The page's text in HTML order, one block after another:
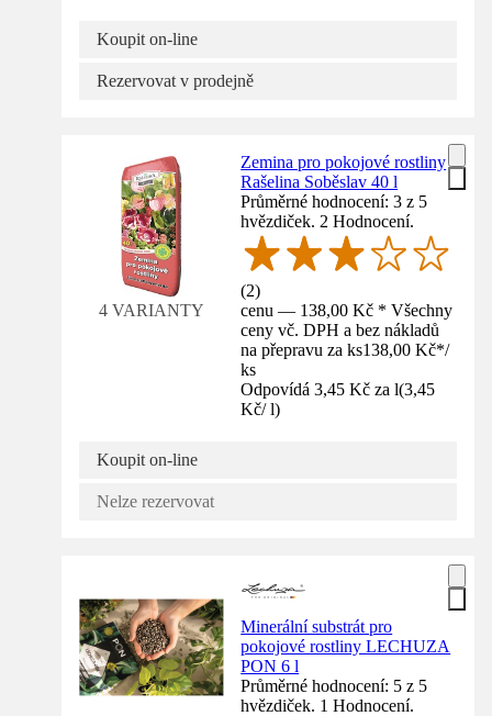
Koupit on-line
Rezervovat v prodejně
4 VARIANTY
Zemina pro pokojové rostliny
Rašelina Soběslav 40 l
Průměrné hodnocení: 3 z 5
hvězdiček. 2 Hodnocení.
(2)
cenu — 138,00 Kč * Všechny
ceny vč. DPH a bez nákladů
na přepravu za ks138,00 Kč*/
ks
Odpovídá 3,45 Kč za l(3,45
Kč/ l)
Koupit on-line
Nelze rezervovat
Minerální substrát pro
pokojové rostliny LECHUZA
PON 6 l
Průměrné hodnocení: 5 z 5
hvězdiček. 1 Hodnocení.